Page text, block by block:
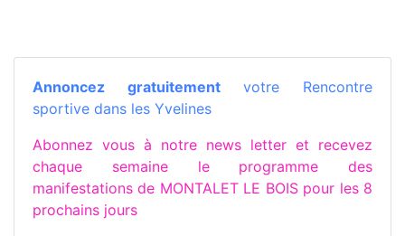
Annoncez gratuitementvotre Rencontre
sportive dans les Yvelines
Abonnez vous à notre news letter et recevez
chaque semaine le programme des
manifestations de MONTALET LE BOIS pour les 8
prochains jours